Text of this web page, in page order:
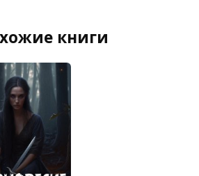
книги